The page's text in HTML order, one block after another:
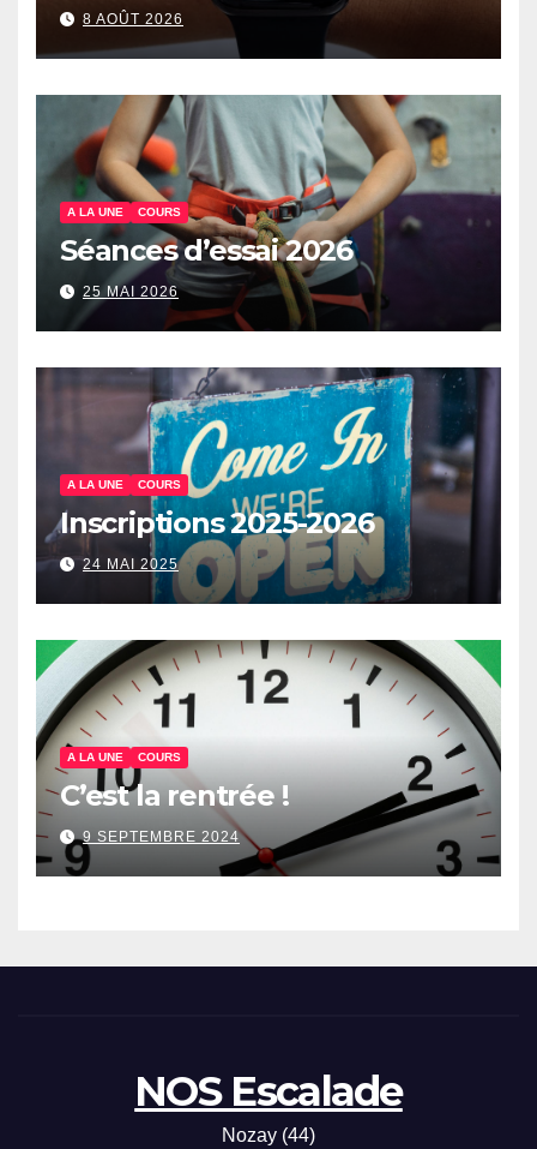
8 AOÛT 2026
A LA UNE COURS
Séances d’essai 2026
25 MAI 2026
A LA UNE COURS
Inscriptions 2025-2026
24 MAI 2025
A LA UNE COURS
C’est la rentrée !
9 SEPTEMBRE 2024
NOS Escalade
Nozay (44)